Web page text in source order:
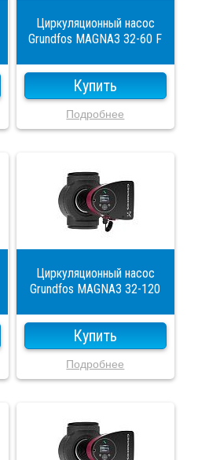
Циркуляционный насос
Grundfos MAGNA3 32-60 F
Купить
Подробнее
Циркуляционный насос
Grundfos MAGNA3 32-120
Купить
Подробнее